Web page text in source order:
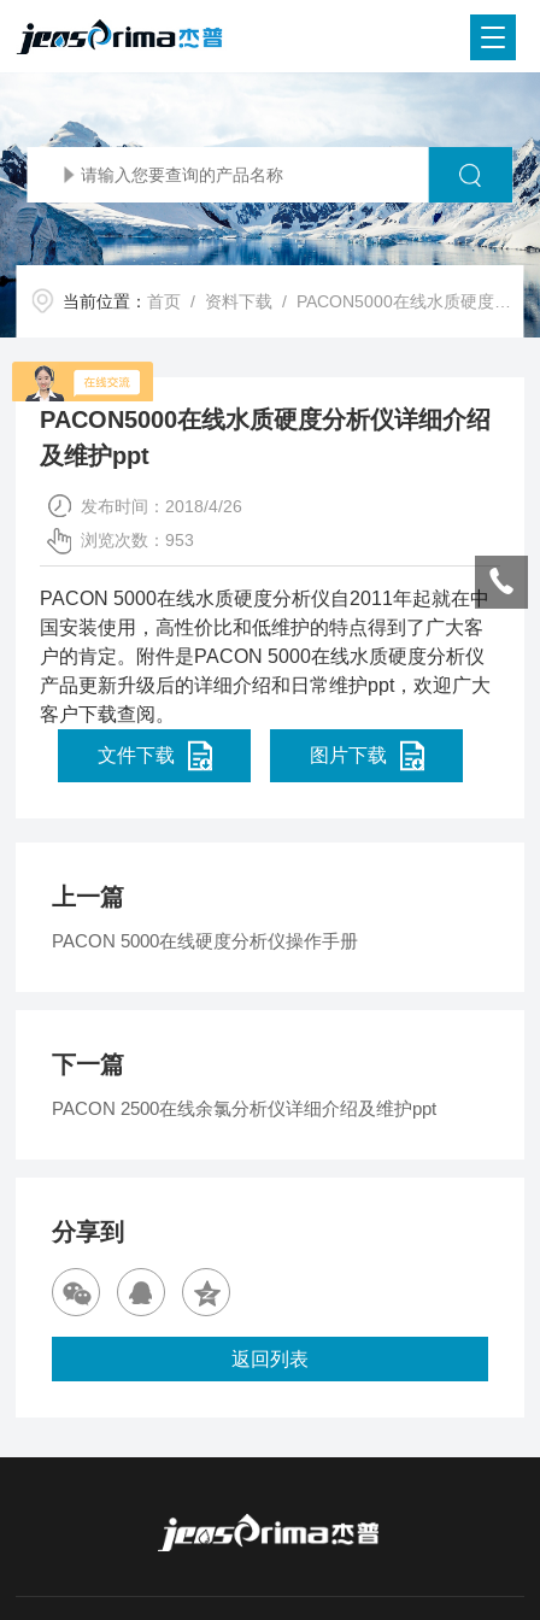
当前位置：首页 / 资料下载 / PACON5000在线水质硬度分析仪详细介绍及维护ppt
PACON5000在线水质硬度分析仪详细介绍
及维护ppt
发布时间：2018/4/26
浏览次数：953
PACON 5000在线水质硬度分析仪自2011年起就在中
国安装使用，高性价比和低维护的特点得到了广大客
户的肯定。附件是PACON 5000在线水质硬度分析仪
产品更新升级后的详细介绍和日常维护ppt，欢迎广大
客户下载查阅。
文件下载
图片下载
上一篇
PACON 5000在线硬度分析仪操作手册
下一篇
PACON 2500在线余氯分析仪详细介绍及维护ppt
分享到
返回列表